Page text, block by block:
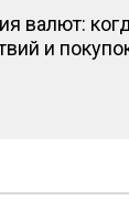
валют:
и